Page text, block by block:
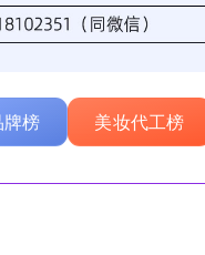
榜 美妆代工榜